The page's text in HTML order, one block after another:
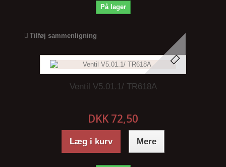
På lager
Tilføj sammenligning
Ventil V5.01.1/ TR618A
DKK 72,50
Læg i kurv Mere